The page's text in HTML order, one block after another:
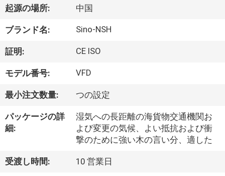
ダ
ク
ト
私
に
い
起源の場所: 中国
ブランド名: Sino-NSH
証明: CE ISO
モデル番号: VFD
最小注文数量: つの設定
パッケージの詳
細:
湿気への長距離の海貨物交通機関お
よび変更の気候、よい抵抗および衝
撃のために強い木の言い分、適した
受渡し時間: 10 営業日